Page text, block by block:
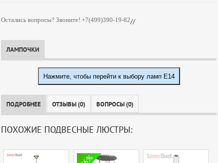
Остались вопросы? Звоните! +7(499)390-19-82//
ЛАМПОЧКИ
Нажмите, чтобы перейти к выбору ламп E14
ПОДРОБНЕЕ ОТЗЫВЫ (0) ВОПРОСЫ (0)
ПОХОЖИЕ ПОДВЕСНЫЕ ЛЮСТРЫ: